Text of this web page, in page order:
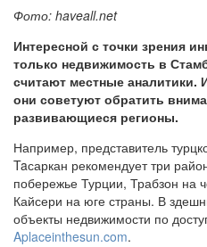
Фото: haveall.net
Интересной с точки зрения
только недвижимость в
считают местные аналитики.
они советуют обратить
развивающиеся регионы.
Например, представитель
Taсаркан рекомендует три
побережье Турции, Трабзон на
Кайсери на юге страны. В
объекты недвижимости по
Aplaceinthesun.com.